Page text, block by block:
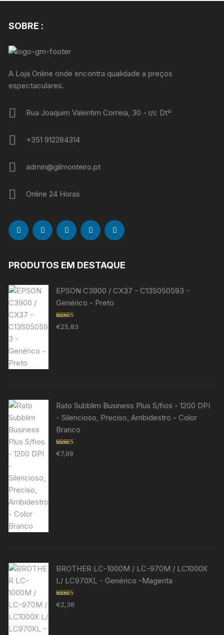
SOBRE :
A Loja Online onde encontra qualidade a preços
espectaculares.
Rua Joaquim Valentim Correia, 30 - r/c Dtº
+351 912284314
admin@gilmonteiro.pt
Online 24 Horas
PRODUTOS EM DESTAQUE
EPSON C3900 / CX37 - C13S050593 -
Genérico - Preto
Avaliação
5.00de 5
€25,83
Rato Subblim Business Plus S/fios - 1200 DPI
- Silencioso, Preciso, Ambidestro - Color
Branco
Avaliação
5.00de 5
€7,99
BROTHER LC-1000M / LC-970M / LC1000X
L/ LC970XL - Genérico -Magenta
Avaliação
5.00de 5
€2,38